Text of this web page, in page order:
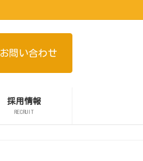
お問い合わせ
採用情報
RECRUIT